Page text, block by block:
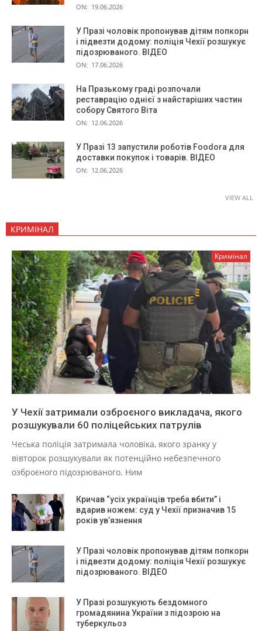
ON: 19.06.2026
У Празі чоловік пропонував дітям попкорн
і підвезти додому: поліція Чехії розшукує
підозрюваного. ВІДЕО
ON: 17.06.2026
На Празькому граді розпочали
реставрацію однієї з найстаріших частин
собору Святого Віта
ON: 12.06.2026
У Празі 13 запустили роботів Foodora для
доставки покупок і товарів. ВІДЕО
ON: 12.06.2026
VIEW ALL
КРИМІНАЛ
Кримінал
У Чехії затримали озброєного викладача, якого
розшукували 60 поліцейських патрулів
Чеська поліція затримала чоловіка, якого зранку у
вівторок розшукували як потенційно небезпечного
озброєного підозрюваного. Ним
Кричав “усіх українців треба вбити” і
вдарив ножем: суд у Чехії призначив 15
років ув’язнення
У Празі чоловік пропонував дітям попкорн
і підвезти додому: поліція Чехії розшукує
підозрюваного. ВІДЕО
У Празі розшукують бездомного
громадянина України з підозрою на
туберкульоз